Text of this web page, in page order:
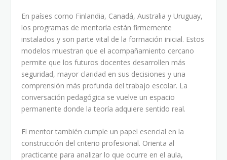
En países como Finlandia, Canadá, Australia y Uruguay,
los programas de mentoría están firmemente
instalados y son parte vital de la formación inicial. Estos
modelos muestran que el acompañamiento cercano
permite que los futuros docentes desarrollen más
seguridad, mayor claridad en sus decisiones y una
comprensión más profunda del trabajo escolar. La
conversación pedagógica se vuelve un espacio
permanente donde la teoría adquiere sentido real.
El mentor también cumple un papel esencial en la
construcción del criterio profesional. Orienta al
practicante para analizar lo que ocurre en el aula,